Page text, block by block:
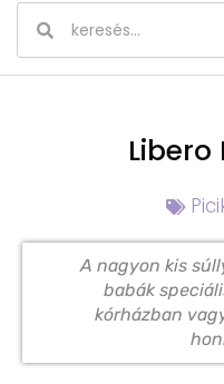
A nagyon kis
babák
kórházban